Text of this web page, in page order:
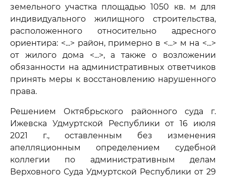
земельного участка площадью 1050 кв. м для
индивидуального жилищного строительства,
расположенного относительно адресного
ориентира: <...> район, примерно в <...> м на <...>
от жилого дома <...>, а также о возложении
обязанности на административных ответчиков
принять меры к восстановлению нарушенного
права.
Решением Октябрьского районного суда г.
Ижевска Удмуртской Республики от 16 июля
2021 г., оставленным без изменения
апелляционным определением судебной
коллегии по административным делам
Верховного Суда Удмуртской Республики от 29